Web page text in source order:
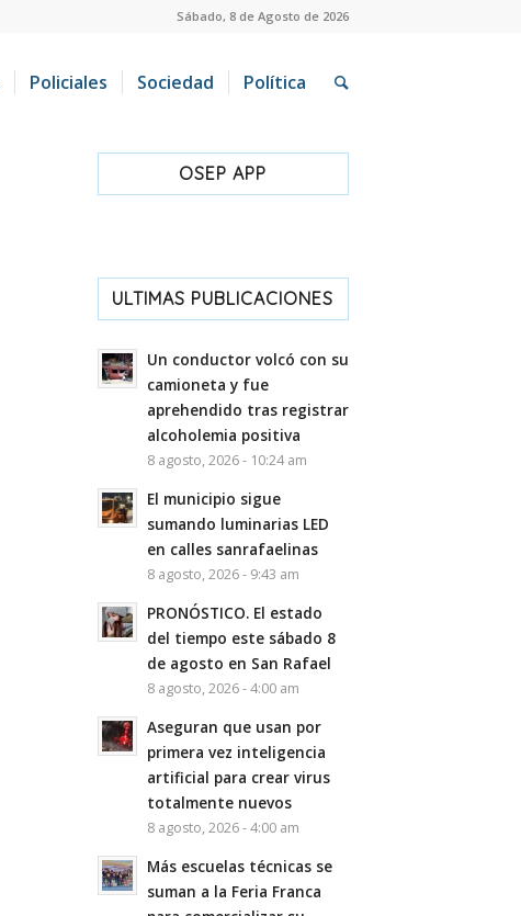
Sábado, 8 de Agosto de 2026
Policiales Sociedad Política
OSEP APP
ULTIMAS PUBLICACIONES
Un conductor volcó con su
camioneta y fue
aprehendido tras registrar
alcoholemia positiva
8 agosto, 2026 - 10:24 am
El municipio sigue
sumando luminarias LED
en calles sanrafaelinas
8 agosto, 2026 - 9:43 am
PRONÓSTICO. El estado
del tiempo este sábado 8
de agosto en San Rafael
8 agosto, 2026 - 4:00 am
Aseguran que usan por
primera vez inteligencia
artificial para crear virus
totalmente nuevos
8 agosto, 2026 - 4:00 am
Más escuelas técnicas se
suman a la Feria Franca